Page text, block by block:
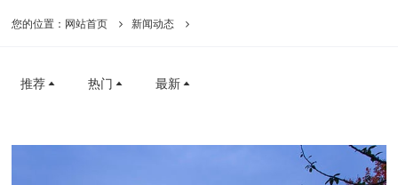
您的位置： 网站首页 新闻动态
推荐 热门 最新